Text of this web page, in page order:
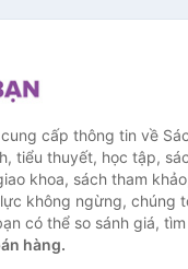
cấp thông tin về
tiểu thuyết, học tập,
khoa, sách tham
không ngừng, chúng
có thể so sánh giá,
hàng.